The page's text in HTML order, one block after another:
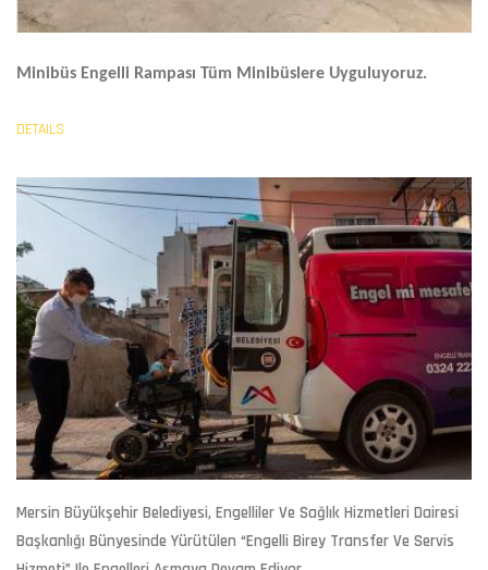
Minibüs Engelli Rampası Tüm Minibüslere Uyguluyoruz.
DETAILS
Mersin Büyükşehir Belediyesi, Engelliler Ve Sağlık Hizmetleri Dairesi
Başkanlığı Bünyesinde Yürütülen “Engelli Birey Transfer Ve Servis